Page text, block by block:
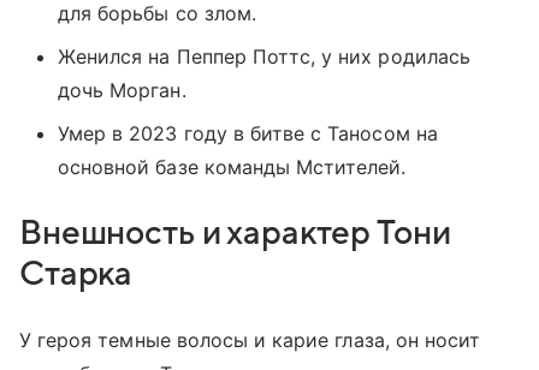
для борьбы со злом.
Женился на Пеппер Поттс, у них родилась
дочь Морган.
Умер в 2023 году в битве с Таносом на
основной базе команды Мстителей.
Внешность и характер Тони
Старка
У героя темные волосы и карие глаза, он носит